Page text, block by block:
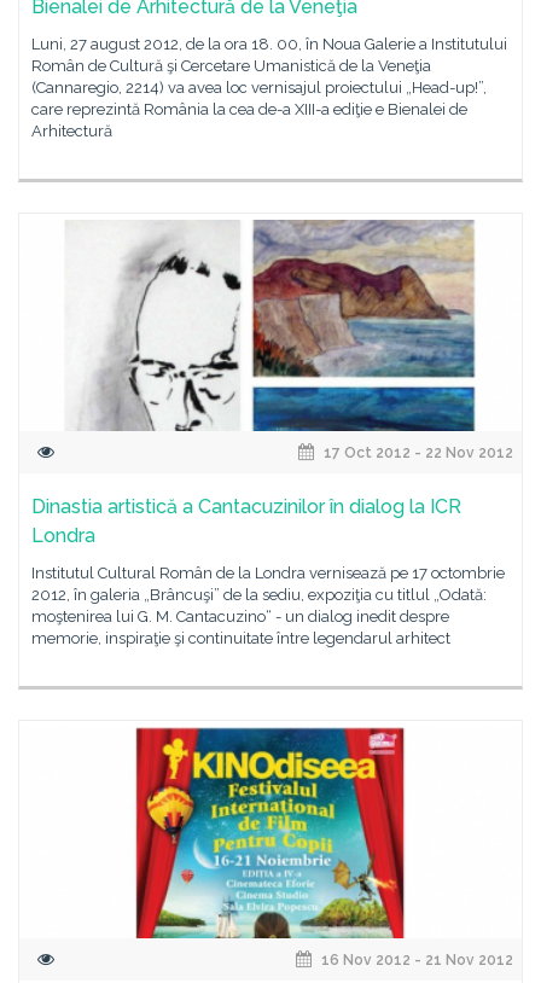
Bienalei de Arhitectură de la Veneţia
Luni, 27 august 2012, de la ora 18. 00, în Noua Galerie a Institutului
Român de Cultură şi Cercetare Umanistică de la Veneţia
(Cannaregio, 2214) va avea loc vernisajul proiectului „Head-up!”,
care reprezintă România la cea de-a XIII-a ediţie e Bienalei de
Arhitectură
17 Oct 2012 - 22 Nov 2012
Dinastia artistică a Cantacuzinilor în dialog la ICR
Londra
Institutul Cultural Român de la Londra vernisează pe 17 octombrie
2012, în galeria „Brâncuşi” de la sediu, expoziţia cu titlul „Odată:
moştenirea lui G. M. Cantacuzino“ - un dialog inedit despre
memorie, inspiraţie şi continuitate între legendarul arhitect
16 Nov 2012 - 21 Nov 2012